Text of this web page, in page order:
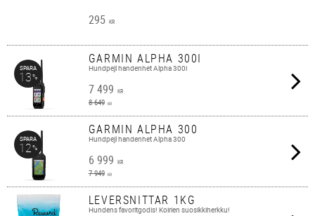
295 KR
GARMIN ALPHA 300I
Hundpejl handenhet Alpha 300i
7 499 KR
8 649 KR
SPARA
13%
GARMIN ALPHA 300
Hundpejl handenhet Alpha 300
6 999 KR
7 949 KR
SPARA
12%
LEVERSNITTAR 1KG
Hundens favoritgodis! Koirien suosikkiherkku!